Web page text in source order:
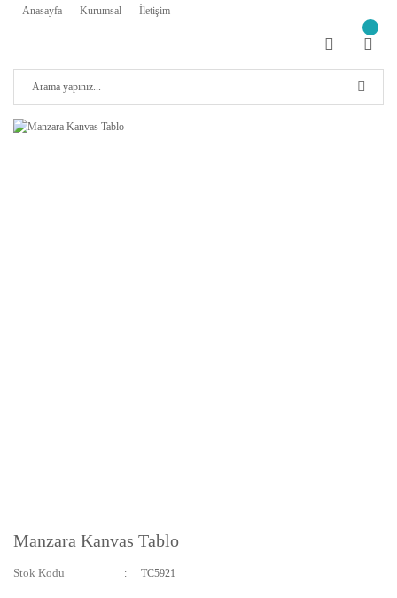
Anasayfa Kurumsal İletişim
Manzara Kanvas Tablo
Stok Kodu TC5921